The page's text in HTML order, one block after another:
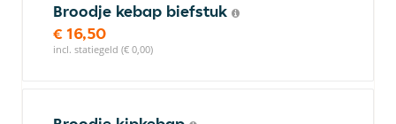
Broodje kebap biefstuk
€ 16,50
incl. statiegeld (€ 0,00)